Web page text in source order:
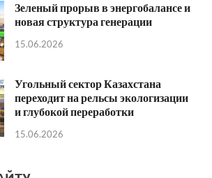
Зеленый прорыв в энергобалансе и
новая структура генерации
15.06.2026
Угольный сектор Казахстана
переходит на рельсы экологизации
и глубокой переработки
15.06.2026